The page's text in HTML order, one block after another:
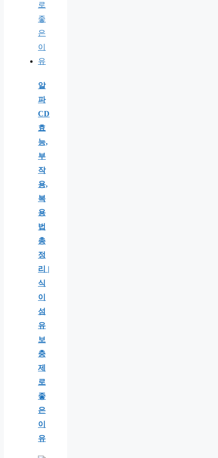
알
파
CD
효
능,
부
작
용,
복
용
법
총
정
리 |
식
이
섬
유
보
충
제
로
좋
은
이
유